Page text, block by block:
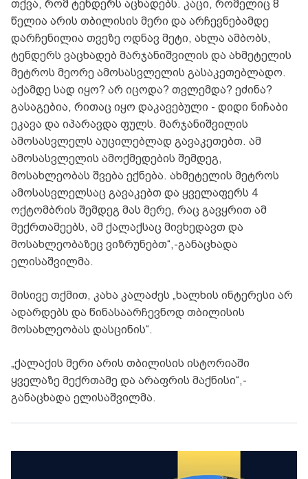
თქვა, რომ ტენდერს აცხადებს. კაცი, რომელიც 8
წელია არის თბილისის მერი და არჩევნებამდე
დარჩენილია თვეზე ოდნავ მეტი, ახლა ამბობს,
ტენდერს ვაცხადებ მარჯანიშვილის და ახმეტელის
მეტროს მეორე ამოსასვლელის გასაკეთებლადო.
აქამდე სად იყო? არ იცოდა? თვლემდა? ეძინა?
გასაგებია, რითაც იყო დაკავებული - დიდი ნიჩაბი
ეკავა და იპარავდა ფულს. მარჯანიშვილის
ამოსასვლელს აუცილებლად გავაკეთებთ. ამ
ამოსასვლელის ამოქმედების შემდეგ,
მოსახლეობას შვება ექნება. ახმეტელის მეტროს
ამოსასვლელსაც გავაკებთ და ყველაფერს 4
ოქტომბრის შემდეგ მას მერე, რაც გავყრით ამ
მექრთამეებს, ამ ქალაქსაც მივხედავთ და
მოსახლეობაზეც ვიზრუნებთ“,-განაცხადა
ელისაშვილმა.
მისივე თქმით, კახა კალაძეს „ხალხის ინტერესი არ
ადარდებს და წინასაარჩევნოდ თბილისის
მოსახლეობას დასცინის“.
„ქალაქის მერი არის თბილისის ისტორიაში
ყველაზე მექრთამე და არაფრის მაქნისი“,-
განაცხადა ელისაშვილმა.